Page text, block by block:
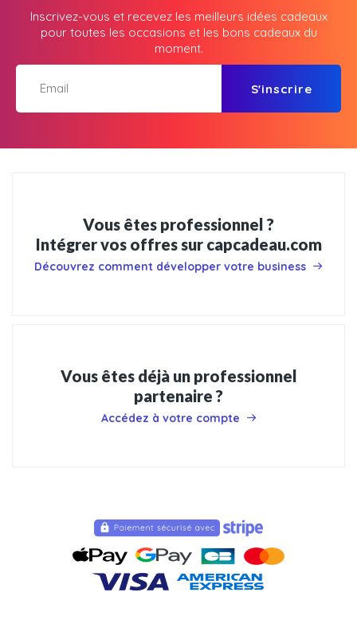
Inscrivez-vous et recevez les meilleurs idées cadeaux
pour toutes les occasions et les bons cadeaux du
moment.
S'inscrire
Vous êtes professionnel ?
Intégrer vos offres sur capcadeau.com
Découvrez comment développer votre business
Vous êtes déjà un professionnel
partenaire ?
Accédez à votre compte